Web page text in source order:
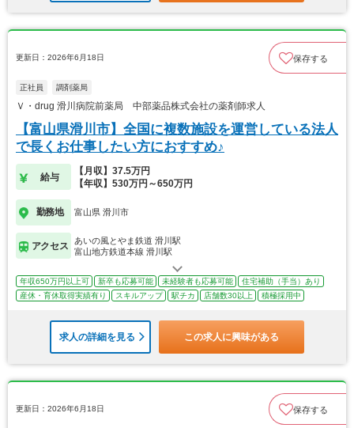
更新日：2026年6月18日 保存する
正社員 調剤薬局
Ｖ・drug 滑川病院前薬局 中部薬品株式会社の薬剤師求人
【富山県滑川市】全国に複数施設を運営している法人
で長くお仕事したい方におすすめ♪
給与
【月収】37.5万円
【年収】530万円～650万円
勤務地 富山県 滑川市
アクセス
あいの風とやま鉄道 滑川駅
富山地方鉄道本線 滑川駅
年収650万円以上可 新卒も応募可能 未経験者も応募可能
住宅補助（手当）あり
産休・育休取得実績有り
スキルアップ 駅チカ 店舗数30以上 積極採用中
求人の詳細を見る この求人に興味がある
更新日：2026年6月18日 保存する